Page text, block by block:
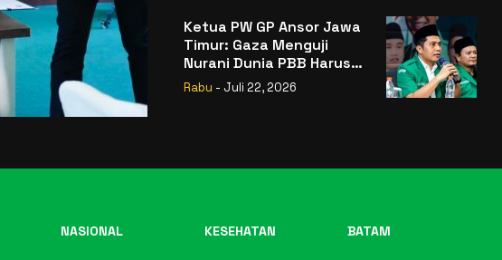
Ketua PW GP Ansor Jawa
Timur: Gaza Menguji
Nurani Dunia PBB Harus
Reformasi Total atau
Kehilangan Legitimasi
Rabu - Juli 22, 2026
NASIONAL KESEHATAN BATAM